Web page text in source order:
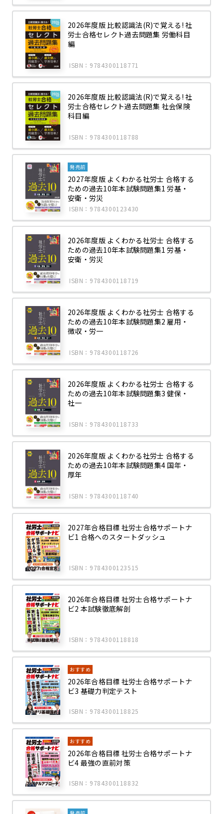
2026年度版 比較認識法(R)で覚える! 社
労士合格セレクト過去問題集 労働科目
編
ISBN：9784300118771
2026年度版 比較認識法(R)で覚える! 社
労士合格セレクト過去問題集 社会保険
科目編
ISBN：9784300118788
発売前
2027年度版 よくわかる社労士 合格する
ための過去10年本試験問題集1 労基・
安衛・労災
ISBN：9784300123430
2026年度版 よくわかる社労士 合格する
ための過去10年本試験問題集1 労基・
安衛・労災
ISBN：9784300118719
2026年度版 よくわかる社労士 合格する
ための過去10年本試験問題集2 雇用・
徴収・労一
ISBN：9784300118726
2026年度版 よくわかる社労士 合格する
ための過去10年本試験問題集3 健保・
社一
ISBN：9784300118733
2026年度版 よくわかる社労士 合格する
ための過去10年本試験問題集4 国年・
厚年
ISBN：9784300118740
2027年合格目標 社労士合格サポートナ
ビ1 合格へのスタートダッシュ
ISBN：9784300123515
2026年合格目標 社労士合格サポートナ
ビ2 本試験徹底解剖
ISBN：9784300118818
おすすめ
2026年合格目標 社労士合格サポートナ
ビ3 基礎力判定テスト
ISBN：9784300118825
おすすめ
2026年合格目標 社労士合格サポートナ
ビ4 最強の直前対策
ISBN：9784300118832